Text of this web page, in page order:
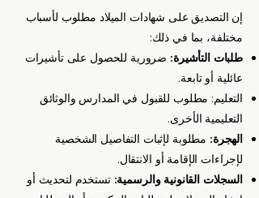
إن التصديق على شهادات الميلاد مطلوب لأسباب
مختلفة، بما في ذلك:
طلبات التأشيرة: ضرورية للحصول على تأشيرات
عائلية أو تابعة.
التعليم: مطلوب للقبول في المدارس والوثائق
التعليمية الأخرى.
الهجرة: مطلوبة لإثبات التفاصيل الشخصية
لإجراءات الإقامة أو الانتقال.
السجلات القانونية والرسمية: تستخدم لتحديث أو